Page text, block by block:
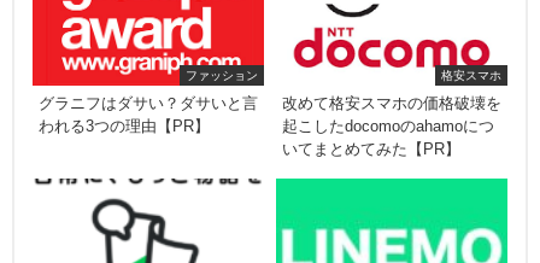
ファッション
グラニフはダサい？ダサいと言
われる3つの理由【PR】
格安スマホ
改めて格安スマホの価格破壊を
起こしたdocomoのahamoにつ
いてまとめてみた【PR】